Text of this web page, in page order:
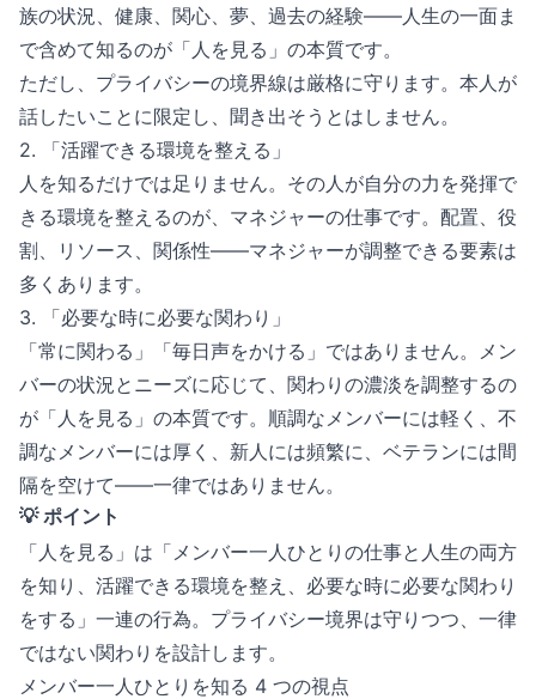
族の状況、健康、関心、夢、過去の経験——人生の一面ま
で含めて知るのが「人を見る」の本質です。
ただし、プライバシーの境界線は厳格に守ります。本人が
話したいことに限定し、聞き出そうとはしません。
2. 「活躍できる環境を整える」
人を知るだけでは足りません。その人が自分の力を発揮で
きる環境を整えるのが、マネジャーの仕事です。配置、役
割、リソース、関係性——マネジャーが調整できる要素は
多くあります。
3. 「必要な時に必要な関わり」
「常に関わる」「毎日声をかける」ではありません。メン
バーの状況とニーズに応じて、関わりの濃淡を調整するの
が「人を見る」の本質です。順調なメンバーには軽く、不
調なメンバーには厚く、新人には頻繁に、ベテランには間
隔を空けて——一律ではありません。
💡 ポイント
「人を見る」は「メンバー一人ひとりの仕事と人生の両方
を知り、活躍できる環境を整え、必要な時に必要な関わり
をする」一連の行為。プライバシー境界は守りつつ、一律
ではない関わりを設計します。
メンバー一人ひとりを知る 4 つの視点